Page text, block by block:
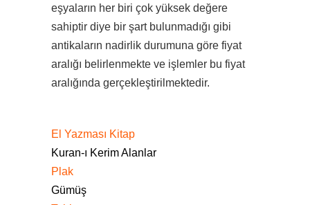
eşyaların her biri çok yüksek değere
sahiptir diye bir şart bulunmadığı gibi
antikaların nadirlik durumuna göre fiyat
aralığı belirlenmekte ve işlemler bu fiyat
aralığında gerçekleştirilmektedir.
El Yazması Kitap
Kuran-ı Kerim Alanlar
Plak
Gümüş